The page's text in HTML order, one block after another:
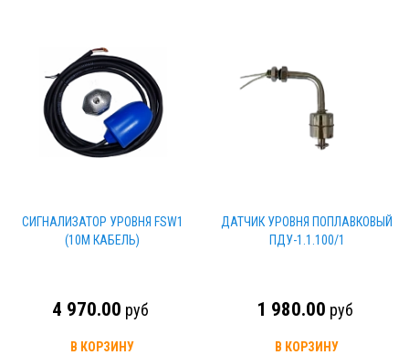
CИГНАЛИЗАТОР УРОВНЯ FSW1
(10М КАБЕЛЬ)
4 970.00 руб
В КОРЗИНУ
ДАТЧИК УРОВНЯ ПОПЛАВКОВЫЙ
ПДУ-1.1.100/1
1 980.00 руб
В КОРЗИНУ